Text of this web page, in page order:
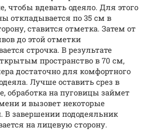
чтобы вдевать одеяло. Для этого
откладывается по 35 см в
ставится отметка. Затем от
до этой отметки
строчка. В результате
пространство в 70 см,
достаточно для комфортного
Лучше оставить срез в
обработка на пуговицы займет
и вызовет некоторые
В завершении пододеяльник
на лицевую сторону.